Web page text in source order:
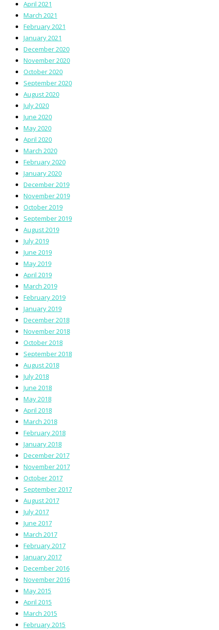
April 2021
March 2021
February 2021
January 2021
December 2020
November 2020
October 2020
September 2020
August 2020
July 2020
June 2020
May 2020
April 2020
March 2020
February 2020
January 2020
December 2019
November 2019
October 2019
September 2019
August 2019
July 2019
June 2019
May 2019
April 2019
March 2019
February 2019
January 2019
December 2018
November 2018
October 2018
September 2018
August 2018
July 2018
June 2018
May 2018
April 2018
March 2018
February 2018
January 2018
December 2017
November 2017
October 2017
September 2017
August 2017
July 2017
June 2017
March 2017
February 2017
January 2017
December 2016
November 2016
May 2015
April 2015
March 2015
February 2015